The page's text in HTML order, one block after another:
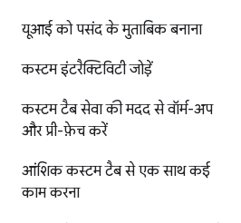
यूआई को पसंद के मुताबिक बनाना
कस्टम इंटरैक्टिविटी जोड़ें
कस्टम टैब सेवा की मदद से वॉर्म-अप
और प्री-फ़ेच करें
आंशिक कस्टम टैब से एक साथ कई
काम करना